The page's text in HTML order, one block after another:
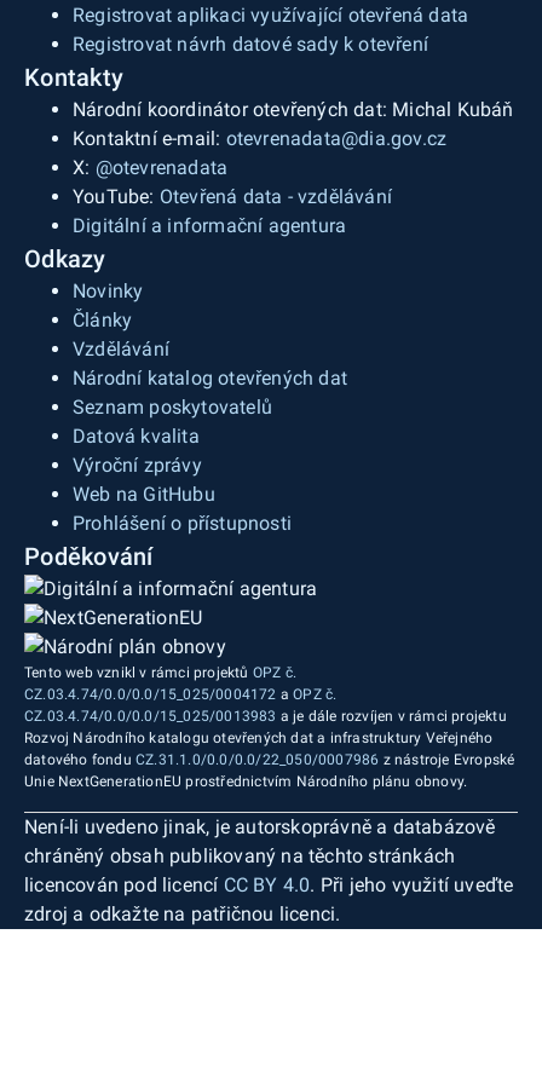
Registrovat aplikaci využívající otevřená data
Registrovat návrh datové sady k otevření
Kontakty
Národní koordinátor otevřených dat: Michal Kubáň
Kontaktní e-mail: otevrenadata@dia.gov.cz
X: @otevrenadata
YouTube: Otevřená data - vzdělávání
Digitální a informační agentura
Odkazy
Novinky
Články
Vzdělávání
Národní katalog otevřených dat
Seznam poskytovatelů
Datová kvalita
Výroční zprávy
Web na GitHubu
Prohlášení o přístupnosti
Poděkování
Tento web vznikl v rámci projektů OPZ č.
CZ.03.4.74/0.0/0.0/15_025/0004172 aOPZ č.
CZ.03.4.74/0.0/0.0/15_025/0013983 a je dále rozvíjen v rámci projektu
Rozvoj Národního katalogu otevřených dat a infrastruktury Veřejného
datového fondu CZ.31.1.0/0.0/0.0/22_050/0007986 z nástroje Evropské
Unie NextGenerationEU prostřednictvím Národního plánu obnovy.
Není-li uvedeno jinak, je autorskoprávně a databázově
chráněný obsah publikovaný na těchto stránkách
licencován pod licencí CC BY 4.0. Při jeho využití uveďte
zdroj a odkažte na patřičnou licenci.